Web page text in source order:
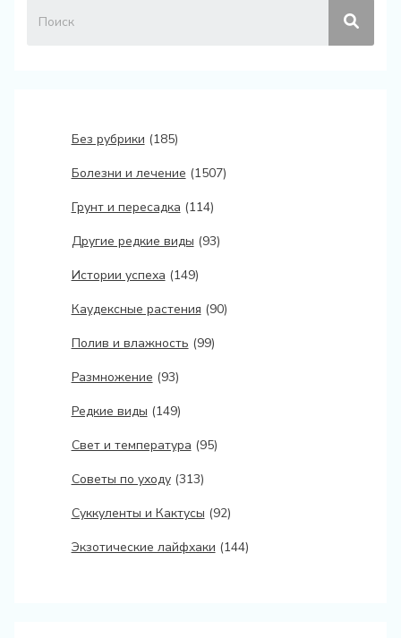
Без рубрики (185)
Болезни и лечение (1507)
Грунт и пересадка (114)
Другие редкие виды (93)
Истории успеха (149)
Каудексные растения (90)
Полив и влажность (99)
Размножение (93)
Редкие виды (149)
Свет и температура (95)
Советы по уходу(313)
Суккуленты и Кактусы (92)
Экзотические лайфхаки (144)